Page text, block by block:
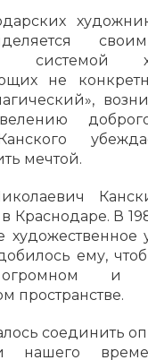
системой
не
мечтой.
в Краснодаре. В
ему,
и
пространстве.
соединить
нашего